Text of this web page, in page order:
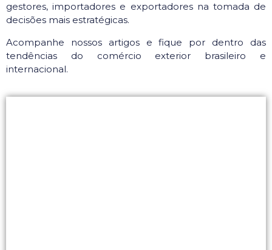
gestores, importadores e exportadores na tomada de
decisões mais estratégicas.
Acompanhe nossos artigos e fique por dentro das
tendências do comércio exterior brasileiro e
internacional.